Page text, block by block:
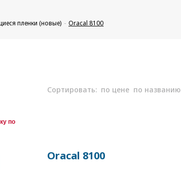
пленки (новые) Oracal 8100
по
Сортировать: по цене по названию
Oracal 8100